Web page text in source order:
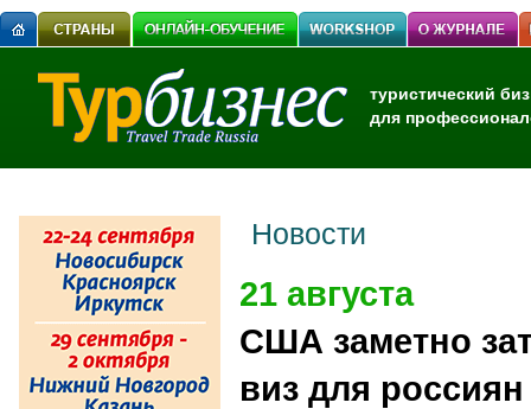
туристический
для
Новости
21 августа
США заметно
виз для россиян